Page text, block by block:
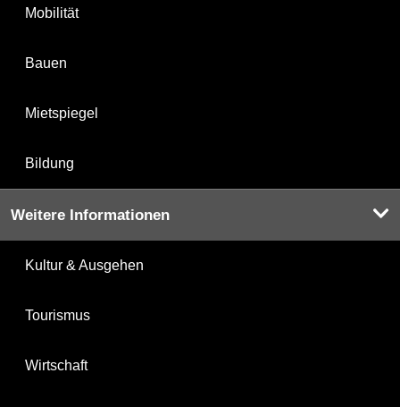
Mobilität
Bauen
Mietspiegel
Bildung
Weitere Informationen
Kultur & Ausgehen
Tourismus
Wirtschaft